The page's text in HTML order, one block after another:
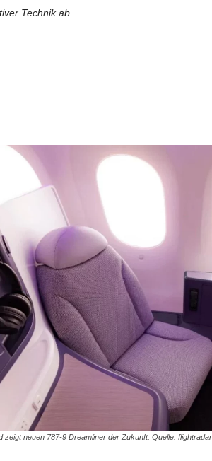
Technik ab.
zeigt neuen 787-9 Dreamliner der Zukunft. Quelle: